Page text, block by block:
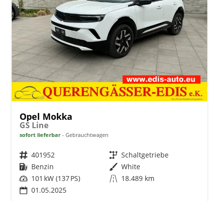
Opel Mokka
GS Line
sofort lieferbar Gebrauchtwagen
Fahrzeugnr. 401952 Getriebe Schaltgetriebe
Kraftstoff Benzin Außenfarbe White
Leistung 101 kW (137 PS) Kilometerstand 18.489 km
01.05.2025